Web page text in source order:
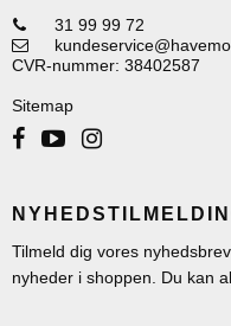
31 99 99 72
CVR-nummer: 38402587
Sitemap
Tilmeld dig vores
nyheder i shoppen. Du kan